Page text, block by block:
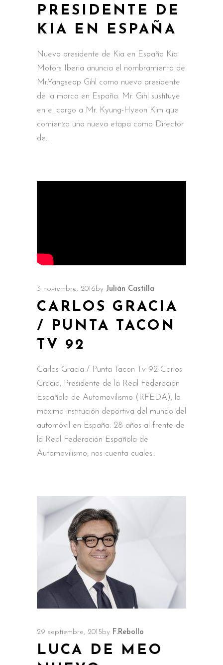
PRESIDENTE DE
KIA EN ESPAÑA
Nuevo presidente de Kia en España Kia
Motors Iberia anuncia el nombramiento de
Mr.Yangseop Gihl como nuevo presidente
de la marca en España. Mr. Gihl sustituye
en el cargo a Mr. Kyung-Hyeon Kim que
comienza una nueva etapa como Director
de
3 noviembre, 2016by Julián Castilla
CARLOS GRACIA
/ PUNTA TACON
TV 92
Carlos Gracia / Punta Tacon Tv 92 Carlos
Gracia, Presidente de la Real Federación
Española de Automovilismo (RFEDA), la
máxima institución deportiva del mundo del
automóvil en España. 28 años al frente de
la Real Federación Española de
Automovilismo, nos cuenta cuales
29 septiembre, 2015by F.Rebollo
LUCA DE MEO